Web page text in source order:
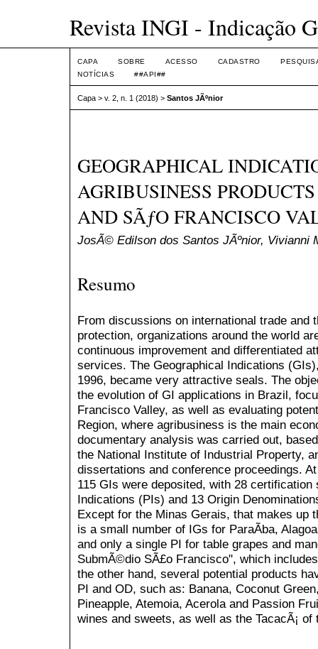
Revista INGI - Indicação
CAPA SOBRE ACESSO CADASTRO
NOTÍCIAS
##API##
Capa > v. 2, n. 1 (2018) > Santos JÃºnior
GEOGRAPHICAL
AGRIBUSINESS
AND SÃƒO FRANCISCO
JosÃ© Edilson dos Santos JÃºnior, Vivianni
Resumo
From discussions on international trade and
protection, organizations around the world
continuous improvement and differentiated
services. The Geographical Indications
1996, became very attractive seals. The
the evolution of GI applications in Brazil,
Francisco Valley, as well as evaluating
Region, where agribusiness is the main
documentary analysis was carried out,
the National Institute of Industrial Property,
dissertations and conference proceedings.
115 GIs were deposited, with 28
Indications (PIs) and 13 Origin
Except for the Minas Gerais, that makes up
is a small number of IGs for ParaÃ­ba,
and only a single PI for table grapes and
SubmÃ©dio SÃ£o Francisco", which
the other hand, several potential products
PI and OD, such as: Banana, Coconut
Pineapple, Atemoia, Acerola and Passion
wines and sweets, as well as the TacacÃ¡ of